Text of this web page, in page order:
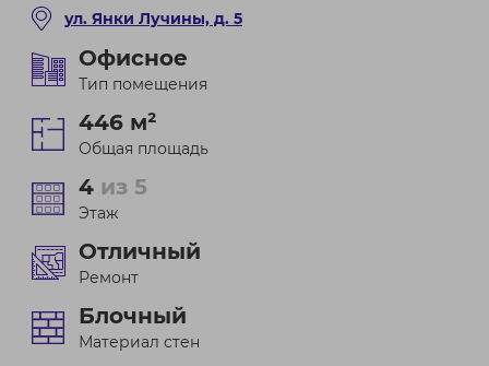
ул. Янки Лучины, д. 5
Офисное
Тип помещения
446 м²
Общая площадь
4 из 5
Этаж
Отличный
Ремонт
Блочный
Материал стен